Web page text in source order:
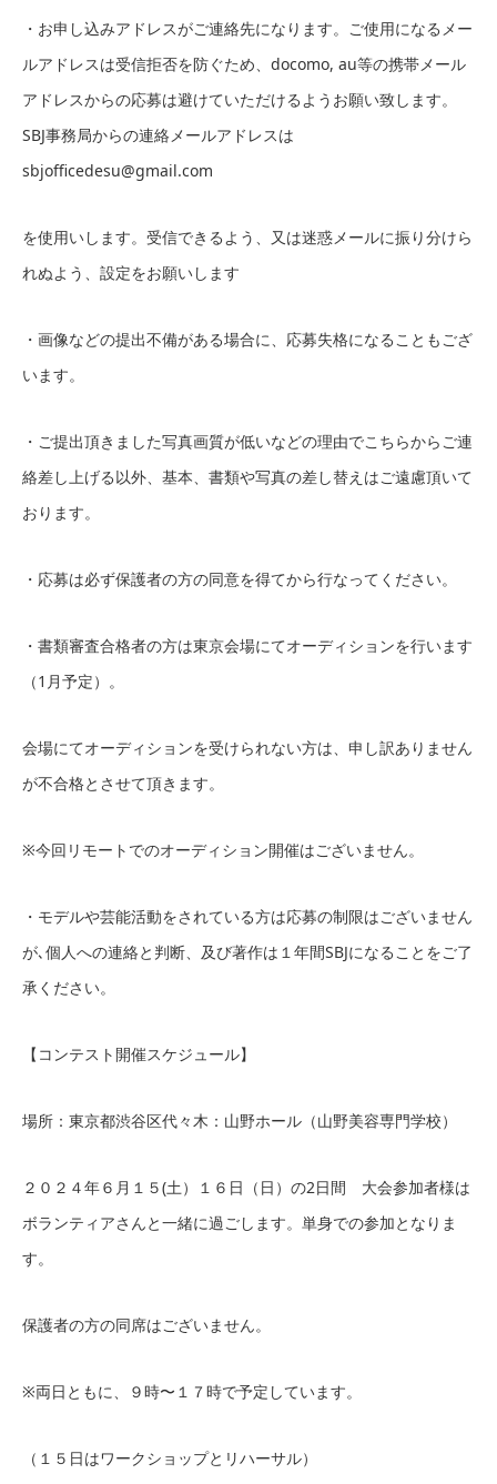
・お申し込みアドレスがご連絡先になります。ご使用になるメー
ルアドレスは受信拒否を防ぐため、docomo, au等の携帯メール
アドレスからの応募は避けていただけるようお願い致します。
SBJ事務局からの連絡メールアドレスは
sbjofficedesu@gmail.com
を使用いします。受信できるよう、又は迷惑メールに振り分けら
れぬよう、設定をお願いします
・画像などの提出不備がある場合に、応募失格になることもござ
います。
・ご提出頂きました写真画質が低いなどの理由でこちらからご連
絡差し上げる以外、基本、書類や写真の差し替えはご遠慮頂いて
おります。
・応募は必ず保護者の方の同意を得てから行なってください。
・書類審査合格者の方は東京会場にてオーディションを行います
（1月予定）。
会場にてオーディションを受けられない方は、申し訳ありません
が不合格とさせて頂きます。
※今回リモートでのオーディション開催はございません。
・モデルや芸能活動をされている方は応募の制限はございません
が､個人への連絡と判断、及び著作は１年間SBJになることをご了
承ください。
【コンテスト開催スケジュール】
場所：東京都渋谷区代々木：山野ホール（山野美容専門学校）
２０２４年６月１５(土）１６日（日）の2日間 大会参加者様は
ボランティアさんと一緒に過ごします。単身での参加となりま
す。
保護者の方の同席はございません。
※両日ともに、９時〜１７時で予定しています。
（１５日はワークショップとリハーサル）